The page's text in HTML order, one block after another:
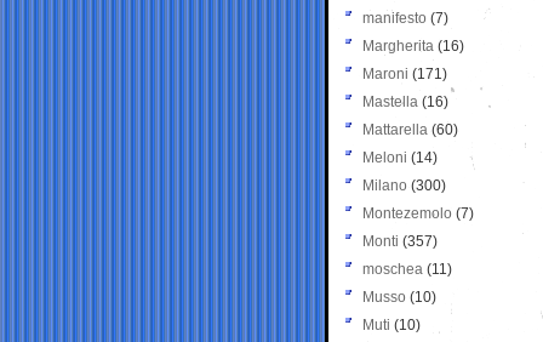
manifesto (7)
Margherita (16)
Maroni (171)
Mastella (16)
Mattarella (60)
Meloni (14)
Milano (300)
Montezemolo (7)
Monti (357)
moschea (11)
Musso (10)
Muti (10)